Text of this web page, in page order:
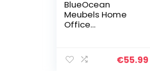
BlueOcean
Meubels Home
Office
Executive Swivel
Computer
€55.99